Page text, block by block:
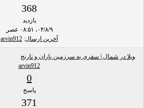
368
بازدید
۰۴/۸/۹، ۰۸:۵۱ عصر
آخرین ارسال:
arvin912
ویلا در شمال | سفری به سرزمین باران و نارنج
arvin912
0
پاسخ
371